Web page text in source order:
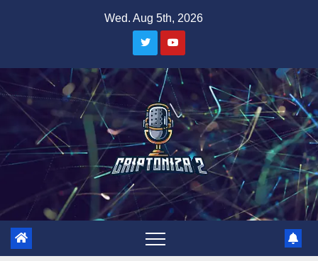
Wed. Aug 5th, 2026